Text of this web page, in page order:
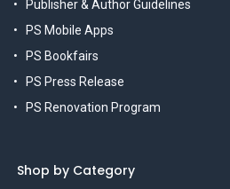
Publisher & Author Guidelines
PS Mobile Apps
PS Bookfairs
PS Press Release
PS Renovation Program
Shop by Category